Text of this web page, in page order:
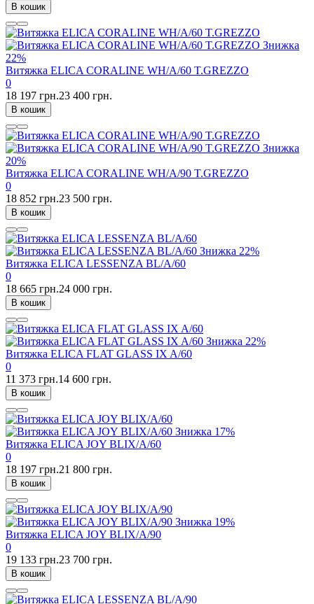
В кошик
Знижка
22%
Витяжка ELICA CORALINE WH/A/60 T.GREZZO
0
18 197 грн.23 400 грн.
В кошик
Знижка
20%
Витяжка ELICA CORALINE WH/A/90 T.GREZZO
0
18 852 грн.23 500 грн.
В кошик
Знижка 22%
Витяжка ELICA LESSENZA BL/A/60
0
18 665 грн.24 000 грн.
В кошик
Знижка 22%
Витяжка ELICA FLAT GLASS IX A/60
0
11 373 грн.14 600 грн.
В кошик
Знижка 17%
Витяжка ELICA JOY BLIX/A/60
0
18 197 грн.21 800 грн.
В кошик
Знижка 19%
Витяжка ELICA JOY BLIX/A/90
0
19 133 грн.23 700 грн.
В кошик